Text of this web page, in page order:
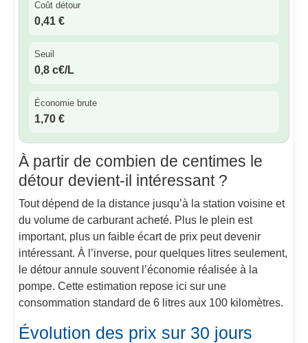
Coût détour
0,41 €
Seuil
0,8 c€/L
Économie brute
1,70 €
À partir de combien de centimes le
détour devient-il intéressant ?
Tout dépend de la distance jusqu’à la station voisine et
du volume de carburant acheté. Plus le plein est
important, plus un faible écart de prix peut devenir
intéressant. À l’inverse, pour quelques litres seulement,
le détour annule souvent l’économie réalisée à la
pompe. Cette estimation repose ici sur une
consommation standard de 6 litres aux 100 kilomètres.
Évolution des prix sur 30 jours